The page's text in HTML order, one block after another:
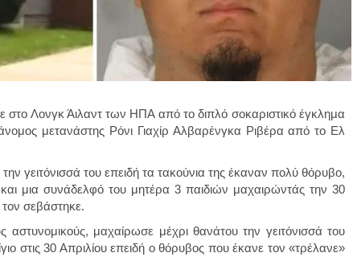
στο Λονγκ Άιλαντ των ΗΠΑ από το διπλό σοκαριστικό έγκλημα
μετανάστης Ρόνι Γιαχίρ Αλβαρένγκα Ριβέρα από το Ελ
γειτόνισσά του επειδή τα τακούνια της έκαναν πολύ θόρυβο,
μια συνάδελφό του μητέρα 3 παιδιών μαχαιρώντάς την 30
τον σεβάστηκε.
μαχαίρωσε μέχρι θανάτου την γειτόνισσά του
στις 30 Απριλίουεπειδή ο θόρυβος που έκανε τον «τρέλανε»